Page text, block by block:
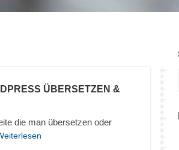
ÜBERSETZEN &
die man übersetzen oder